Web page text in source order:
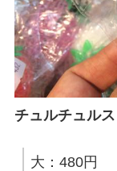
チュルチュル
大：480円